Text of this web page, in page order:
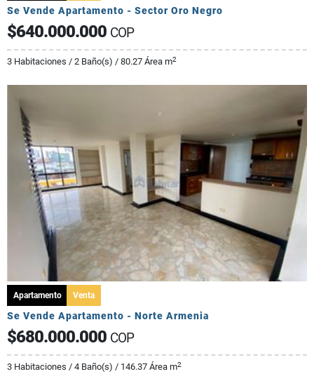
Se Vende Apartamento - Sector Oro Negro
$640.000.000 COP
3 Habitaciones / 2 Baño(s) / 80.27 Área m2
Apartamento Venta
Se Vende Apartamento - Norte Armenia
$680.000.000 COP
3 Habitaciones / 4 Baño(s) / 146.37 Área m2